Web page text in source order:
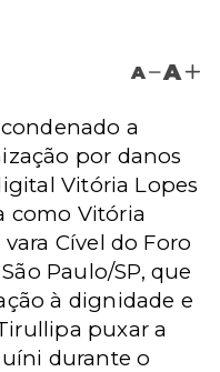
A A
a
por danos
Vitória Lopes
como Vitória
vara Cível do Foro
Paulo/SP, que
à dignidade e
puxar a
durante o